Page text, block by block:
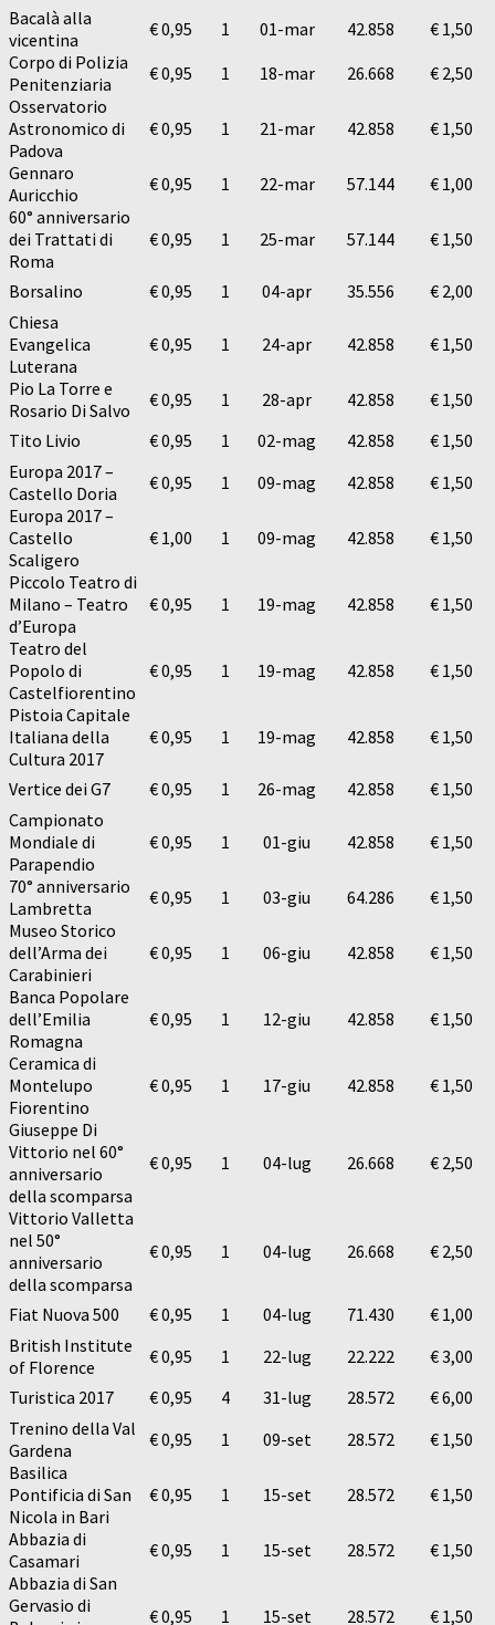
Bacalà alla
vicentina
€ 0,95 1 01-mar 42.858
€ 1,50
Corpo di Polizia
Penitenziaria
€ 0,95 1 18-mar 26.668
€ 2,50
Osservatorio
Astronomico di
Padova
€ 0,95 1 21-mar 42.858
€ 1,50
Gennaro
Auricchio
€ 0,95 1 22-mar 57.144
€ 1,00
60° anniversario
dei Trattati di
Roma
€ 0,95 1 25-mar 57.144 € 1,50
Borsalino € 0,95 1 04-apr 35.556
€ 2,00
Chiesa
Evangelica
Luterana
€ 0,95 1 24-apr 42.858
€ 1,50
Pio La Torre e
Rosario Di Salvo
€ 0,95 1 28-apr 42.858
€ 1,50
Tito Livio
€ 0,95 1 02-mag 42.858
€ 1,50
Europa 2017 –
Castello Doria
€ 0,95 1 09-mag 42.858
€ 1,50
Europa 2017 –
Castello
Scaligero
€ 1,00 1 09-mag 42.858
€ 1,50
Piccolo Teatro di
Milano – Teatro
d’Europa
€ 0,95 1 19-mag 42.858
€ 1,50
Teatro del
Popolo di
Castelfiorentino
€ 0,95 1 19-mag 42.858
€ 1,50
Pistoia Capitale
Italiana della
Cultura 2017
€ 0,95 1 19-mag 42.858 € 1,50
Vertice dei G7 € 0,95 1 26-mag 42.858
€ 1,50
Campionato
Mondiale di
Parapendio
€ 0,95 1 01-giu 42.858
€ 1,50
70° anniversario
Lambretta
€ 0,95 1 03-giu 64.286
€ 1,50
Museo Storico
dell’Arma dei
Carabinieri
€ 0,95 1 06-giu 42.858
€ 1,50
Banca Popolare
dell’Emilia
Romagna
€ 0,95 1 12-giu 42.858
€ 1,50
Ceramica di
Montelupo
Fiorentino
€ 0,95 1 17-giu 42.858
€ 1,50
Giuseppe Di
Vittorio nel 60°
anniversario
della scomparsa
€ 0,95 1 04-lug 26.668 € 2,50
Vittorio Valletta
nel 50°
anniversario
della scomparsa
€ 0,95 1 04-lug 26.668 € 2,50
Fiat Nuova 500 € 0,95 1 04-lug 71.430
€ 1,00
British Institute
of Florence
€ 0,95 1 22-lug 22.222
€ 3,00
Turistica 2017
€ 0,95 4 31-lug 28.572
€ 6,00
Trenino della Val
Gardena
€ 0,95 1 09-set 28.572
€ 1,50
Basilica
Pontificia di San
Nicola in Bari
€ 0,95 1 15-set 28.572
€ 1,50
Abbazia di
Casamari
€ 0,95 1 15-set 28.572
€ 1,50
Abbazia di San
Gervasio di
€ 0,95 1 15-set 28.572 € 1,50